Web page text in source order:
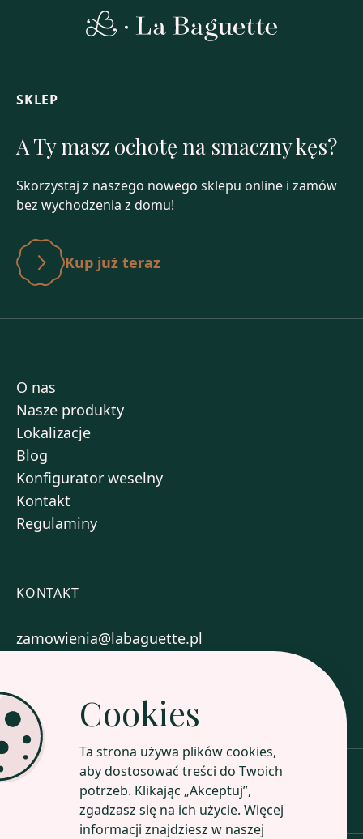
Cookies
Ta strona używa plików cookies,
aby dostosować treści do Twoich
potrzeb. Klikając „Akceptuj”,
zgadzasz się na ich użycie. Więcej
informacji znajdziesz w naszej
SKLEP
A Ty masz ochotę na smaczny kęs?
Skorzystaj z naszego nowego sklepu online i zamów
bez wychodzenia z domu!
Kup już teraz
O nas
Nasze produkty
Lokalizacje
Blog
Konfigurator weselny
Kontakt
Regulaminy
KONTAKT
zamowienia@labaguette.pl
Zobacz nasze sklepy
Poznaj nasz profil